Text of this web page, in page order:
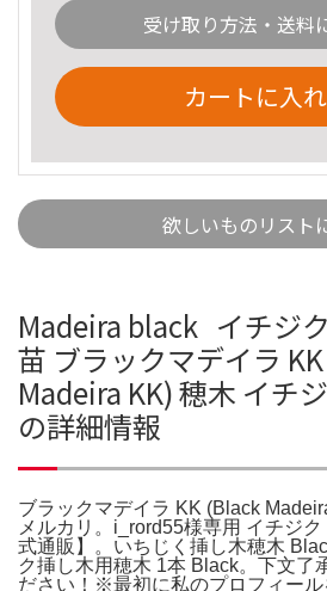
受け取り方法・送料
カートに入
欲しいものリスト
Madeira black イチジ
苗 ブラックマデイラ
Madeira KK) 穂木 イチ
の詳細情報
ブラックマデイラ KK (Black
メルカリ。i_rord55様専用 イチジ
式通販】。いちじく挿し木穂木
ク挿し木用穂木 1本 Black。下文了
ださい！※最初に私のプロフィー